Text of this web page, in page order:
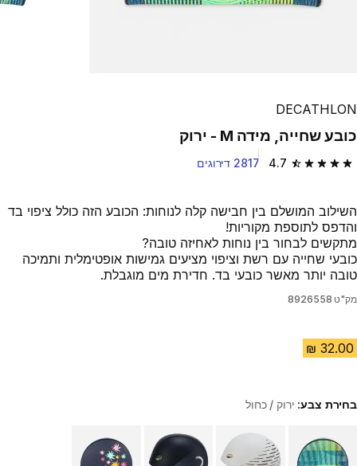
DECATHLON
כובע שחייה, מידה M - ירוק
4.7 4.7 out of 5 stars from 2817 reviews 2817 דירוגים
השילוב המושלם בין חבישה קלה לנוחות: הכובע הזה כולל ציפוי בד
והדפס לתוספת מקוריות!
מתקשים לבחור בין נוחות לאחיזה טובה?
כובעי שחייה עם רשת וציפוי מציעים גמישות אופטימלית ותמיכה
טובה יותר מאשר כובעי בד. חדירת מים מוגבלת.
מק"ט 8926558
בחירת צבע: ירוק / כחול
Choose a variant